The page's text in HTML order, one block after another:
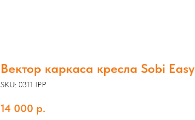
Вектор каркаса кресла Sobi Easy
SKU: 0311 IPP
14 000 р.